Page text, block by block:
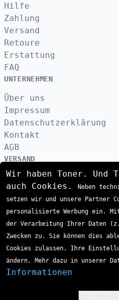
Hilfe
Zahlung
Versand
Retoure
Erstattung
FAQ
UNTERNEHMEN
Über uns
Impressum
Datenschutzerklärung
Kontakt
AGB
VERSAND
ZAHLUNGSARTEN
Wir haben Toner. Und
auch Cookies.
Neben
setzen wir und unsere Partner
personalisierte Werbung ein.
der Verarbeitung Ihrer Daten
Zwecken zu. Sie können dies
Cookies zulassen. Ihre
ändern. Mehr dazu in unserer
Informationen